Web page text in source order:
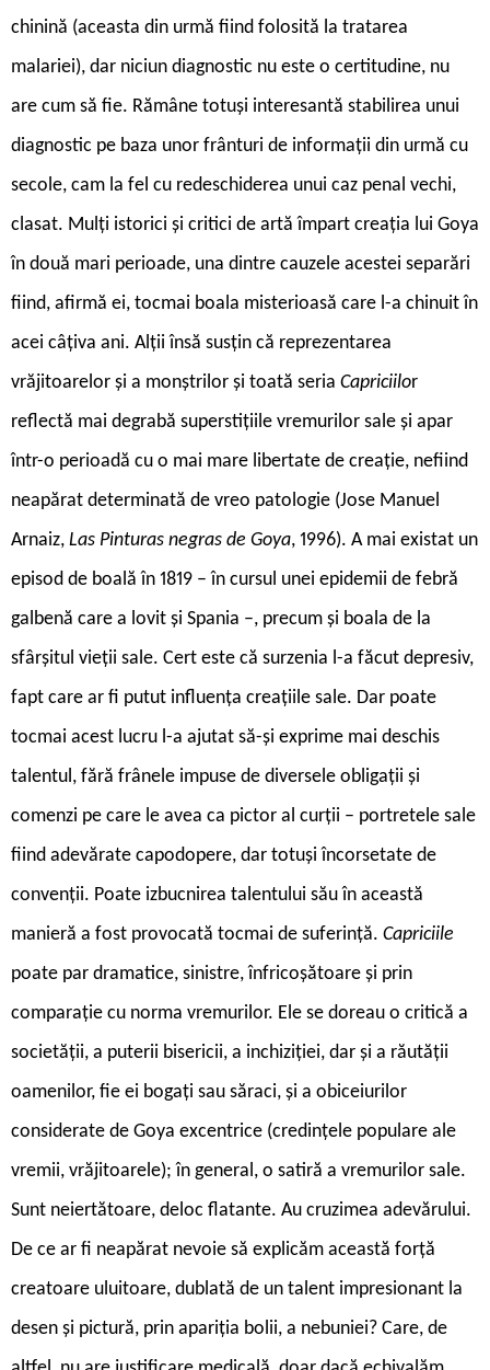
chinină (aceasta din urmă fiind folosită la tratarea
malariei), dar niciun diagnostic nu este o certitudine, nu
are cum să fie. Rămâne totuși interesantă stabilirea unui
diagnostic pe baza unor frânturi de informații din urmă cu
secole, cam la fel cu redeschiderea unui caz penal vechi,
clasat. Mulți istorici și critici de artă împart creația lui Goya
în două mari perioade, una dintre cauzele acestei separări
fiind, afirmă ei, tocmai boala misterioasă care l-a chinuit în
acei câțiva ani. Alții însă susțin că reprezentarea
vrăjitoarelor și a monștrilor și toată seria Capriciilor
reflectă mai degrabă superstițiile vremurilor sale și apar
într-o perioadă cu o mai mare libertate de creație, nefiind
neapărat determinată de vreo patologie (Jose Manuel
Arnaiz, Las Pinturas negras de Goya, 1996). A mai existat un
episod de boală în 1819 – în cursul unei epidemii de febră
galbenă care a lovit și Spania –, precum și boala de la
sfârșitul vieții sale. Cert este că surzenia l-a făcut depresiv,
fapt care ar fi putut influența creațiile sale. Dar poate
tocmai acest lucru l-a ajutat să-și exprime mai deschis
talentul, fără frânele impuse de diversele obligații și
comenzi pe care le avea ca pictor al curții – portretele sale
fiind adevărate capodopere, dar totuși încorsetate de
convenții. Poate izbucnirea talentului său în această
manieră a fost provocată tocmai de suferință. Capriciile
poate par dramatice, sinistre, înfricoșătoare și prin
comparație cu norma vremurilor. Ele se doreau o critică a
societății, a puterii bisericii, a inchiziției, dar și a răutății
oamenilor, fie ei bogați sau săraci, și a obiceiurilor
considerate de Goya excentrice (credințele populare ale
vremii, vrăjitoarele); în general, o satiră a vremurilor sale.
Sunt neiertătoare, deloc flatante. Au cruzimea adevărului.
De ce ar fi neapărat nevoie să explicăm această forță
creatoare uluitoare, dublată de un talent impresionant la
desen și pictură, prin apariția bolii, a nebuniei? Care, de